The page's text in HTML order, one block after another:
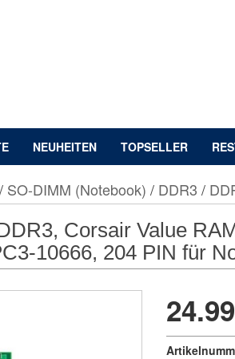
NEUHEITEN TOPSELLER
SO-DIMM (Notebook) / DDR3 /
Corsair Value
10666, 204 PIN für